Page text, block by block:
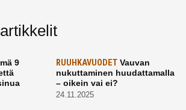
9
RUUHKAVUODETVauvan
nukuttaminen huudattamalla
– oikein vai ei?
24.11.2025